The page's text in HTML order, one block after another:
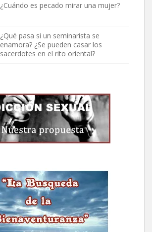
¿Cuándo es pecado mirar una mujer?
¿Qué pasa si un seminarista se
enamora? ¿Se pueden casar los
sacerdotes en el rito oriental?